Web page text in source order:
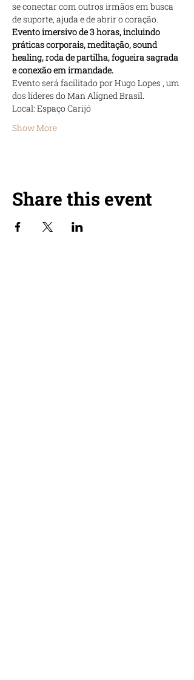
se conectar com outros irmãos em busca
de suporte, ajuda e de abrir o coração.
Evento imersivo de 3 horas, incluindo
práticas corporais, meditação, sound
healing, roda de partilha, fogueira sagrada
e conexão em irmandade.
Evento será facilitado por Hugo Lopes , um
dos líderes do Man Aligned Brasil.
Local: Espaço Carijó
Show More
Share this event